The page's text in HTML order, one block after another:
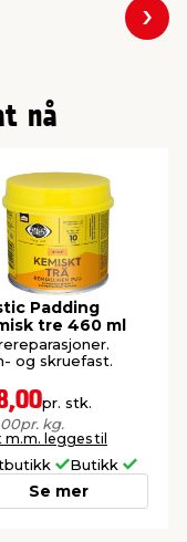
nå
Padding
tre 460 ml
og skruefast.
pr. stk.
pr. kg.
m.m. legges til
Butikk
Se mer